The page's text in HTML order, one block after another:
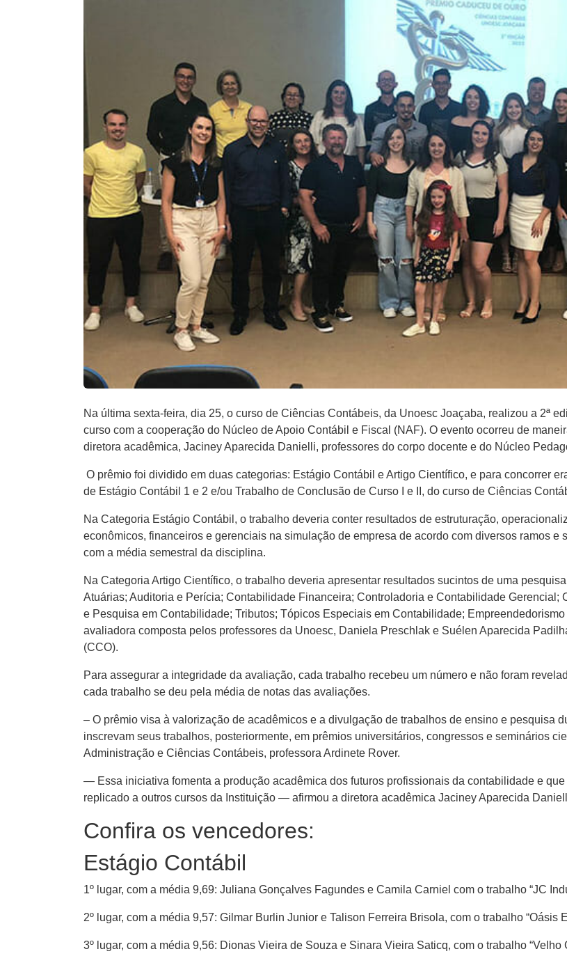
Na última sexta-feira, dia 25, o curso de Ciências Contábeis, da Unoesc Joaçaba, realizou a 2ª
curso com a cooperação do Núcleo de Apoio Contábil e Fiscal (NAF). O evento ocorreu de
diretora acadêmica, Jaciney Aparecida Danielli, professores do corpo docente e do Núcleo
O prêmio foi dividido em duas categorias: Estágio Contábil e Artigo Científico, e para concorrer
de Estágio Contábil 1 e 2 e/ou Trabalho de Conclusão de Curso I e II, do curso de Ciências
Na Categoria Estágio Contábil, o trabalho deveria conter resultados de estruturação,
econômicos, financeiros e gerenciais na simulação de empresa de acordo com diversos ramos
com a média semestral da disciplina.
Na Categoria Artigo Científico, o trabalho deveria apresentar resultados sucintos de uma
Atuárias; Auditoria e Perícia; Contabilidade Financeira; Controladoria e Contabilidade Gerencial;
e Pesquisa em Contabilidade; Tributos; Tópicos Especiais em Contabilidade;
avaliadora composta pelos professores da Unoesc, Daniela Preschlak e Suélen Aparecida
(CCO).
Para assegurar a integridade da avaliação, cada trabalho recebeu um número e não foram
cada trabalho se deu pela média de notas das avaliações.
– O prêmio visa à valorização de acadêmicos e a divulgação de trabalhos de ensino e pesquisa
inscrevam seus trabalhos, posteriormente, em prêmios universitários, congressos e seminários
Administração e Ciências Contábeis, professora Ardinete Rover.
— Essa iniciativa fomenta a produção acadêmica dos futuros profissionais da contabilidade e
replicado a outros cursos da Instituição — afirmou a diretora acadêmica Jaciney Aparecida
Confira os vencedores:
Estágio Contábil
1º lugar, com a média 9,69: Juliana Gonçalves Fagundes e Camila Carniel com o trabalho “JC
2º lugar, com a média 9,57: Gilmar Burlin Junior e Talison Ferreira Brisola, com o trabalho “Oásis
3º lugar, com a média 9,56: Dionas Vieira de Souza e Sinara Vieira Saticq, com o trabalho “Velho